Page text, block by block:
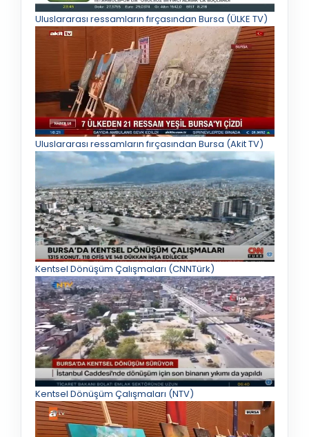
Uluslararası ressamların fırçasından Bursa (ÜLKE TV)
Uluslararası ressamların fırçasından Bursa (Akit TV)
Kentsel Dönüşüm Çalışmaları (CNNTürk)
Kentsel Dönüşüm Çalışmaları (NTV)